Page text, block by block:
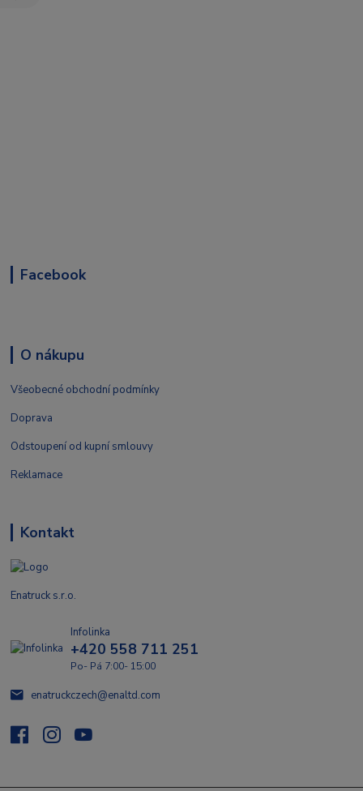
Facebook
O nákupu
Všeobecné obchodní podmínky
Doprava
Odstoupení od kupní smlouvy
Reklamace
Kontakt
Enatruck s.r.o.
Infolinka
+420 558 711 251
Po- Pá 7:00- 15:00
enatruckczech@enaltd.com